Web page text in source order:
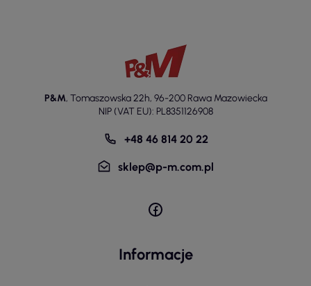
P&M, Tomaszowska 22h, 96-200 Rawa Mazowiecka
NIP (VAT EU): PL8351126908
+48 46 814 20 22
sklep@p-m.com.pl
Informacje